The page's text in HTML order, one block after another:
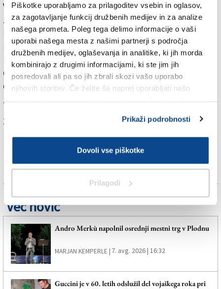
Piškotke uporabljamo za prilagoditev vsebin in oglasov,
za zagotavljanje funkcij družbenih medijev in za analize
našega prometa. Poleg tega delimo informacije o vaši
uporabi našega mesta z našimi partnerji s področja
družbenih medijev, oglaševanja in analitike, ki jih morda
kombinirajo z drugimi informacijami, ki ste jim jih
posredovali ali pa so jih zbrali skozi vašo uporabo
njihovih storitev. Če želite še naprej uporabljati našo
Prikaži podrobnosti
Dovoli vse piškotke
Prilagodi
V soboto, 17. decembra, pa bodo v sklopu
založniškega sejma Bobi Bazlen, ki bo potekal v
kavarni San Marco, predstavili tudi italijanski prevod
biografije Iva Andrića izpod peresa Radovana
Popovića. Knjiga je izšla pri tržaški založbi
Comunicarte; slednja je s kulturnim društvom
Cizerouno tudi glavna pobudnica projekta, ki sta si ga
zamislila Mila Lazić in Massimilano Schiozzi.
Za branje in pisanje komentarjevje potrebna prijava
Več novic
Andro Merkù napolnil osrednji mestni trg v Plodnu
MARJAN KEMPERLE | 7. avg. 2026 | 16:32
Guccini je v 60. letih odslužil del vojaškega roka pri